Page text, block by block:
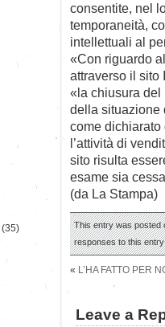
consentite, nel
temporaneità,
intellettuali al
«Con riguardo
attraverso il sito
«la chiusura del
della situazione
come dichiarato
l’attività di
sito risulta
esame sia
(da La Stampa)
This entry was posted
responses to this
« L’HA FATTO PER
Leave a
(35)